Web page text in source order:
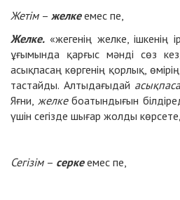
Жетім – желкеемес пе,
Желке. «жегенің желке, ішкенің
ұғымында қарғыс мәнді сөз
асықпасаң көргенің қорлық,
тастайды. Алтыдағыдай
Яғни, желкебоатындығын
үшін сегізде шығар жолды
Сегізім – серкеемес пе,